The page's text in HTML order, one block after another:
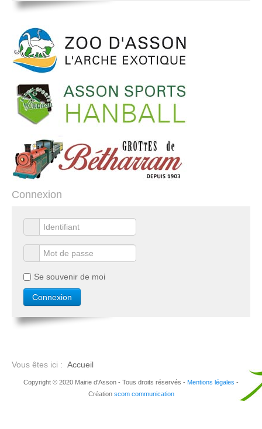
Connexion
Se souvenir de moi
Vous êtes ici : Accueil
Copyright © 2020 Mairie d'Asson - Tous droits réservés - Mentions légales -
Création scom communication